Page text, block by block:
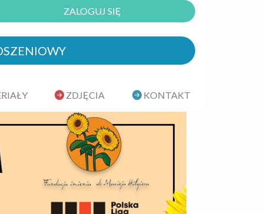
ZALOGUJ SIĘ
ZDJĘCIA KONTAKT